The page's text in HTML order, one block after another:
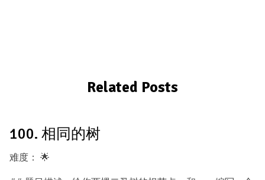
Related Posts
100. 相同的树
难度： 🌟